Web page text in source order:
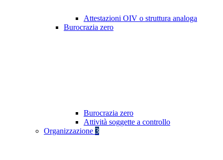
Attestazioni OIV o struttura analoga
Burocrazia zero
Burocrazia zero
Attività soggette a controllo
Organizzazione 3